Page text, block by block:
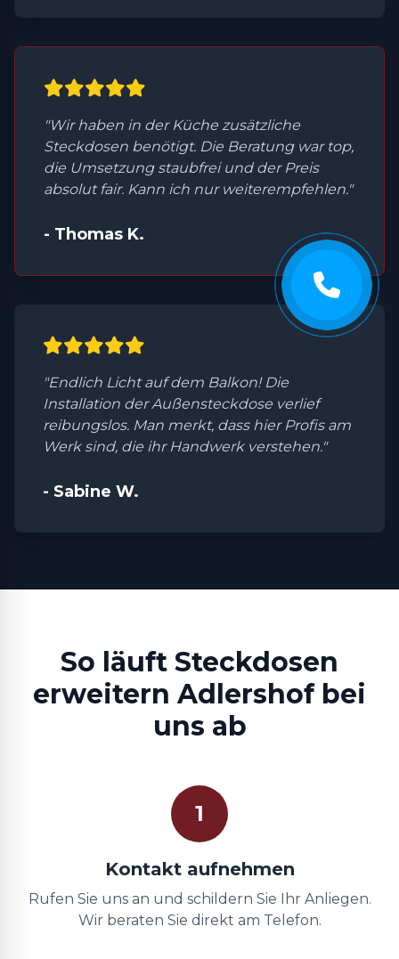
"Wir haben in der Küche zusätzliche
Steckdosen benötigt. Die Beratung war top,
die Umsetzung staubfrei und der Preis
absolut fair. Kann ich nur weiterempfehlen."
- Thomas K.
"Endlich Licht auf dem Balkon! Die
Installation der Außensteckdose verlief
reibungslos. Man merkt, dass hier Profis am
Werk sind, die ihr Handwerk verstehen."
- Sabine W.
So läuft Steckdosen
erweitern Adlershof bei
uns ab
1
Kontakt aufnehmen
Rufen Sie uns an und schildern Sie Ihr Anliegen.
Wir beraten Sie direkt am Telefon.